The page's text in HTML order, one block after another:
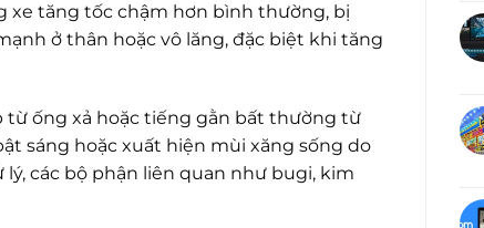
xe tăng tốc chậm hơn bình thường, bị
ở thân hoặc vô lăng, đặc biệt khi tăng
từ ống xả hoặc tiếng gằn bất thường từ
sáng hoặc xuất hiện mùi xăng sống do
các bộ phận liên quan như bugi, kim